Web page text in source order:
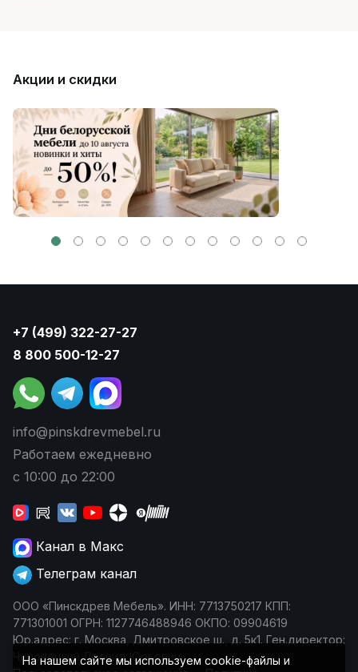
Акции и скидки
+7 (499) 322-27-27
8 800 500-12-27
info@pinskdrevmebel.ru
Работаем ежедневно
с 10:00 до 22:00
Канал в Макс
Телеграм канал
ООО «Пинскдрев Мебель». ИНН: 7713750217 КПП:
771301001 ОГРН: 1127746488946 ОКПО: 09904619
Юр.адрес: г. Москва, Дмитровское ш., д. 5к1. Ген.директор:
Чеповецкий Леонид Юрьевич
На нашем сайте мы используем cookie-файлы и